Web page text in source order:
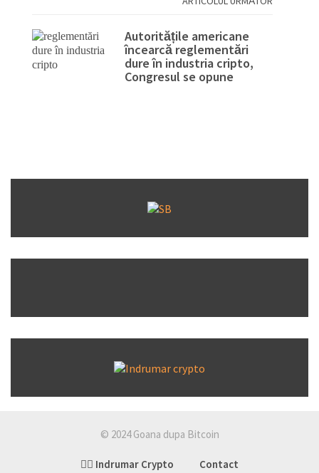
Autoritățile americane
încearcă reglementări
dure în industria cripto,
Congresul se opune
© 2024 Goana dupa Bitcoin
👉🏽 Indrumar Crypto Contact